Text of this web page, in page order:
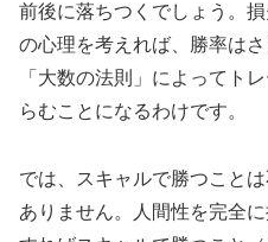
前後に落ちつくでしょう。
の心理を考えれば、勝率は
「大数の法則」によってト
らむことになるわけです。
では、スキャルで勝つこと
ありません。人間性を完全